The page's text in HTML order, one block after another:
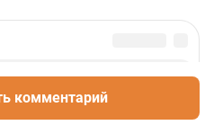
комментарий